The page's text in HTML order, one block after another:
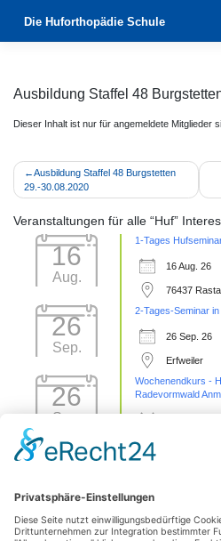
Die Huforthopädie Schule
Ausbildung Staffel 48
Dieser Inhalt ist nur für angemeldete Mitglieder
Beitragsnavigation
Ausbildung Staffel 48 Burgstetten
29.-30.08.2020
Veranstaltungen für alle “Huf”
16
Aug.
1-Tages
16 Aug. 26
76437
26
Sep.
2-Tages-Seminar
26 Sep. 26
Erfweiler
26
Sep.
Wochenendkurs -
Radevormwald
Okt.
Sezierseminar in
Burgstetten